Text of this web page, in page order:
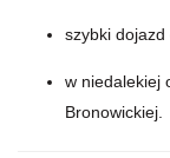
szybki dojazd
w niedalekiej
Bronowickiej.